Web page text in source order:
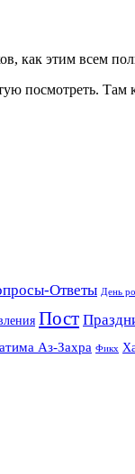
этим всем
посмотреть.
Ответы День
Пост
Аз-Захра Фикх